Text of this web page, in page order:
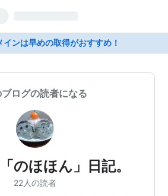
インは早めの取得がおすすめ！
ブログの読者になる
のほほん」日記。
22人の読者